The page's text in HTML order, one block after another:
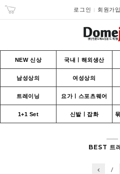
로그인 회원가입
NEW 신상 국내ㅣ해외생산
남성상의 여성상의
트레이닝 요가ㅣ스포츠웨어
1+1 Set 신발ㅣ잡화
BEST 트
/